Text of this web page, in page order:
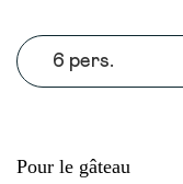
6 pers.
Pour le gâteau